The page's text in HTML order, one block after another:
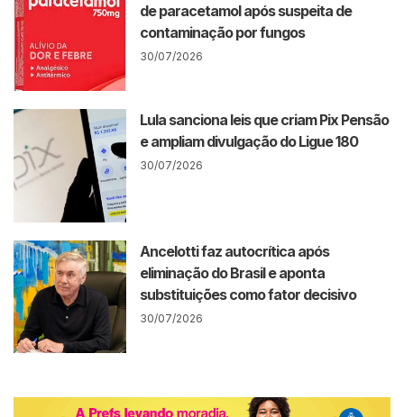
de paracetamol após suspeita de
contaminação por fungos
30/07/2026
Lula sanciona leis que criam Pix Pensão
e ampliam divulgação do Ligue 180
30/07/2026
Ancelotti faz autocrítica após
eliminação do Brasil e aponta
substituições como fator decisivo
30/07/2026